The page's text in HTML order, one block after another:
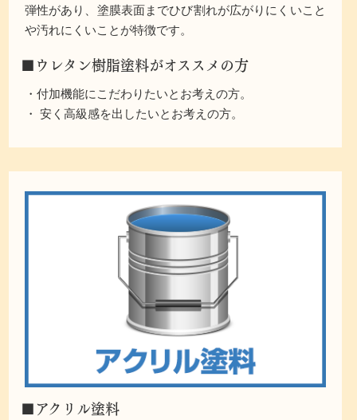
弾性があり、塗膜表面までひび割れが広がりにくいこと
や汚れにくいことが特徴です。
■ウレタン樹脂塗料がオススメの方
・付加機能にこだわりたいとお考えの方。
・ 安く高級感を出したいとお考えの方。
■アクリル塗料